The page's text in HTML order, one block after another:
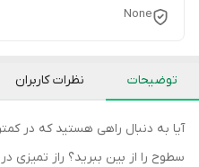
None
توضیحات نظرات کاربران
آیا به دنبال راهی هستید که در
سطوح را از بین ببرید؟ راز تمیزی